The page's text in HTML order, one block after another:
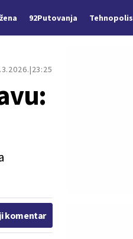
92Putovanja Tehnopolis
23:25
komentar